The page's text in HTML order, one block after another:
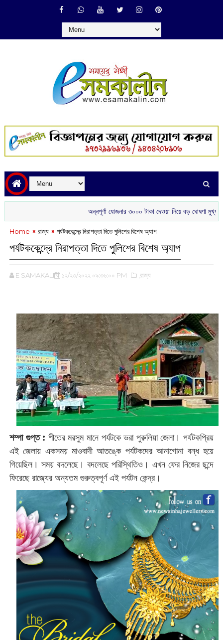
অন্নপূর্ণা যোজনার ৩০০০ টাকা দেওয়া নিয়ে বড় ঘোষণা মুখ্যমন্ত্রীর
Home রাজ্য পর্যটককেন্দ্রে নিরাপত্তা দিতে পুলিশের বিশেষ অ্যাপ
পর্যটককেন্দ্রে নিরাপত্তা দিতে পুলিশের বিশেষ অ্যাপ
E SAMAKALIN ১২/২৩/২০২২ ০৯:৩৬:০০ PM ,রাজ্য
শম্পা গুপ্ত : শীতের মরসুম মানে পর্যটকে ভরা পুরুলিয়া জেলা। পর্যটকপ্রিয়
এই জেলায় একসময় মাওবাদী আতঙ্কে পর্যটকদের আনাগোনা বন্ধ হয়ে
গিয়েছিল। সময় বদলেছে। বদলেছে পরিস্থিতিও। এখন ফের নিজের ছন্দে
ফিরেছে রাজ্যের অন্যতম গুরুত্বপূর্ণ এই পর্যটন কেন্দ্র।